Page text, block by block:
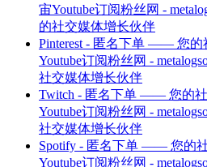
宙Youtube订阅粉丝网 -
的社交媒体增长伙伴
Pinterest - 匿名下单 —— 您的
Youtube订阅粉丝网 -
社交媒体增长伙伴
Twitch - 匿名下单 —— 您的
Youtube订阅粉丝网 -
社交媒体增长伙伴
Spotify - 匿名下单 —— 您的
Youtube订阅粉丝网 -